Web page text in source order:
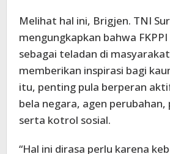
Melihat hal ini, Brigjen. TNI
mengungkapkan bahwa
sebagai teladan di
memberikan inspirasi bagi
itu, penting pula berperan
bela negara, agen
serta kotrol sosial.
“Hal ini dirasa perlu karena